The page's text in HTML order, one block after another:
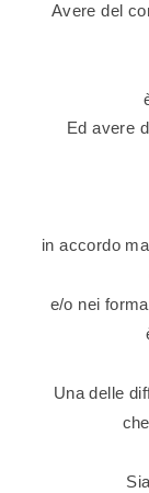
Avere del
Ed avere
in accordo
e/o nei
Una delle